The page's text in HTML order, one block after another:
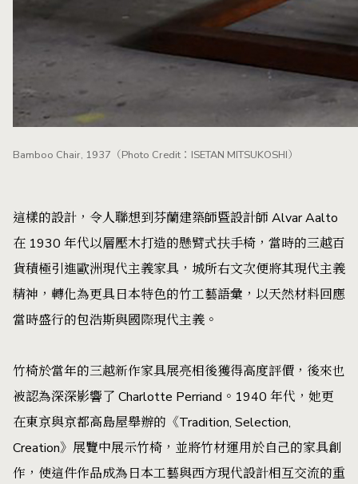
Bamboo Chair, 1937（Photo Credit：ISETAN MITSUKOSHI）
這樣的設計，令人聯想到芬蘭建築師暨設計師 Alvar Aalto
在 1930 年代以層壓木打造的懸臂式扶手椅，當時的三越百
貨積極引進歐洲現代主義家具，城所右文次便將其現代主義
精神，轉化為更具日本特色的竹工藝語彙，以天然材料回應
當時盛行的包浩斯與國際現代主義。
竹椅於當年的三越新作家具展亮相後獲得高度評價，後來也
被認為深深影響了 Charlotte Perriand。1940 年代，她更
在東京與京都高島屋舉辦的《Tradition, Selection,
Creation》展覽中展示竹椅，並將竹材運用於自己的家具創
作，使這件作品成為日本工藝與西方現代設計相互交流的重